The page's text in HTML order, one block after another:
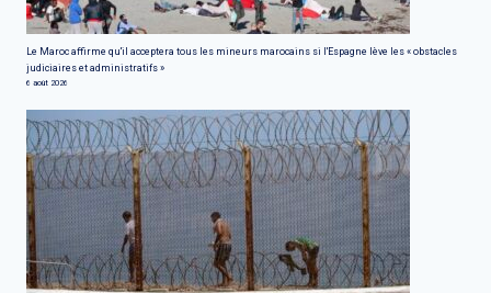
Le Maroc affirme qu'il acceptera tous les mineurs marocains si l'Espagne lève les « obstacles
judiciaires et administratifs »
6 août 2026